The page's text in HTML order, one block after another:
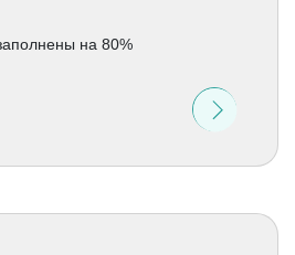
на 80%